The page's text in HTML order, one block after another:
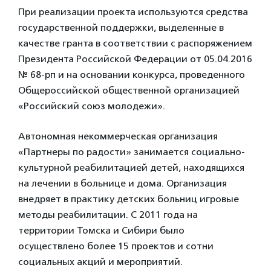
При реализации проекта используются средства
государственной поддержки, выделенные в
качестве гранта в соответствии c распоряжением
Президента Российской Федерации от 05.04.2016
№ 68-рп и на основании конкурса, проведенного
Общероссийской общественной организацией
«Российский союз молодежи».
Автономная некоммерческая организация
«Партнеры по радости» занимается социально-
культурной реабилитацией детей, находящихся
на лечении в больнице и дома. Организация
внедряет в практику детских больниц игровые
методы реабилитации. С 2011 года на
территории Томска и Сибири было
осуществлено более 15 проектов и сотни
социальных акций и мероприятий.